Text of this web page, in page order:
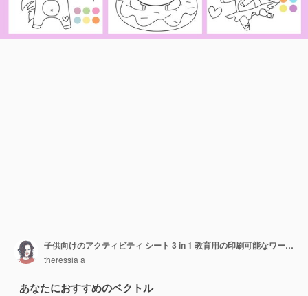
子供向けのアクティビティ シート 3 in 1 教育用の印刷可能なワークシート 子供向けのぬりえアクティビティ
theressia a
あなたにおすすめのベクトル